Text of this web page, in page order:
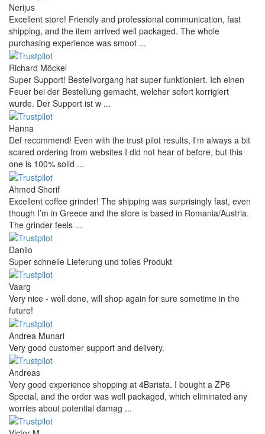
Nerijus
Excellent store! Friendly and professional communication, fast
shipping, and the item arrived well packaged. The whole
purchasing experience was smoot ...
Richard Möckel
Super Support! Bestellvorgang hat super funktioniert. Ich einen
Feuer bei der Bestellung gemacht, welcher sofort korrigiert
wurde. Der Support ist w ...
Hanna
Def recommend! Even with the trust pilot results, I'm always a bit
scared ordering from websites I did not hear of before, but this
one is 100% solid ...
Ahmed Sherif
Excellent coffee grinder! The shipping was surprisingly fast, even
though I’m in Greece and the store is based in Romania/Austria.
The grinder feels ...
Danilo
Super schnelle Lieferung und tolles Produkt
Vaarg
Very nice - well done, will shop again for sure sometime in the
future!
Andrea Munari
Very good customer support and delivery.
Andreas
Very good experience shopping at 4Barista. I bought a ZP6
Special, and the order was well packaged, which eliminated any
worries about potential damag ...